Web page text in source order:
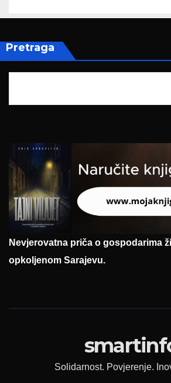
Pretraga
Nevjerovatna priča o gospodarima
opkoljenom Sarajevu.
Solidarnost. Povjerenje.